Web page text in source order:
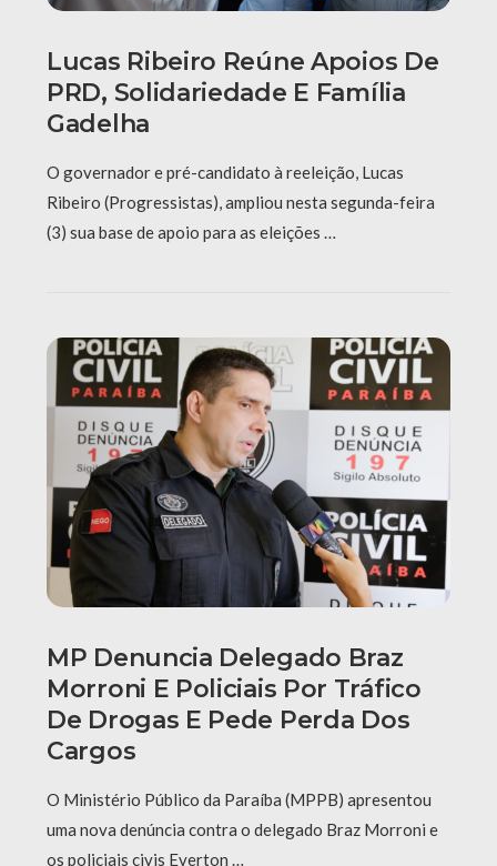
Lucas Ribeiro Reúne Apoios De
PRD, Solidariedade E Família
Gadelha
O governador e pré-candidato à reeleição, Lucas
Ribeiro (Progressistas), ampliou nesta segunda-feira
(3) sua base de apoio para as eleições …
MP Denuncia Delegado Braz
Morroni E Policiais Por Tráfico
De Drogas E Pede Perda Dos
Cargos
O Ministério Público da Paraíba (MPPB) apresentou
uma nova denúncia contra o delegado Braz Morroni e
os policiais civis Everton …